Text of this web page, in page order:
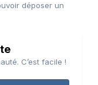
déposer un
C’est facile !